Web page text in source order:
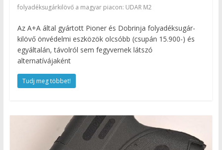
folyadéksugárkilövő a magyar piacon: UDAR M2
Az A+A által gyártott Pioner és Dobrinja folyadéksugár-
kilövő önvédelmi eszközök olcsóbb (csupán 15.900-) és
egyáltalán, távolról sem fegyvernek látszó
alternatívájaként
Tudj meg többet!